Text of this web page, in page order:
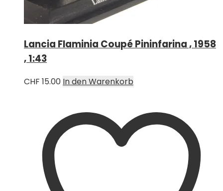
Lancia Flaminia Coupé Pininfarina , 1958
, 1:43
CHF 15.00 In den Warenkorb